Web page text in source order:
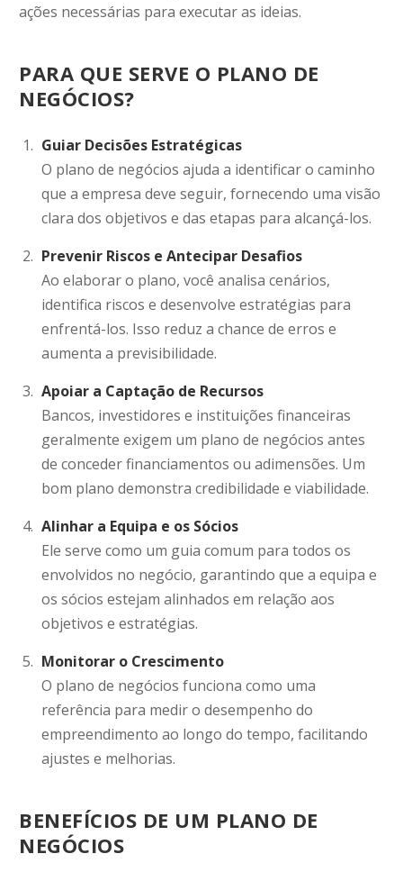
ações necessárias para executar as ideias.
PARA QUE SERVE O PLANO DE
NEGÓCIOS?
Guiar Decisões Estratégicas
O plano de negócios ajuda a identificar o caminho
que a empresa deve seguir, fornecendo uma visão
clara dos objetivos e das etapas para alcançá-los.
Prevenir Riscos e Antecipar Desafios
Ao elaborar o plano, você analisa cenários,
identifica riscos e desenvolve estratégias para
enfrentá-los. Isso reduz a chance de erros e
aumenta a previsibilidade.
Apoiar a Captação de Recursos
Bancos, investidores e instituições financeiras
geralmente exigem um plano de negócios antes
de conceder financiamentos ou adimensões. Um
bom plano demonstra credibilidade e viabilidade.
Alinhar a Equipa e os Sócios
Ele serve como um guia comum para todos os
envolvidos no negócio, garantindo que a equipa e
os sócios estejam alinhados em relação aos
objetivos e estratégias.
Monitorar o Crescimento
O plano de negócios funciona como uma
referência para medir o desempenho do
empreendimento ao longo do tempo, facilitando
ajustes e melhorias.
BENEFÍCIOS DE UM PLANO DE
NEGÓCIOS